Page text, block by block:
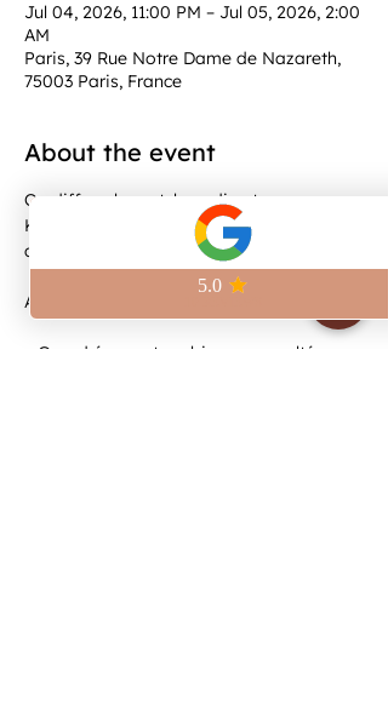
Jul 04, 2026, 11:00 PM – Jul 05, 2026, 2:00
AM
Paris, 39 Rue Notre Dame de Nazareth,
75003 Paris, France
About the event
On diffuse le match en direct au
Kilomètre Zéro, à deux pas de la Place
de la République.
Au programme :
– Grand écran et ambiance survoltée